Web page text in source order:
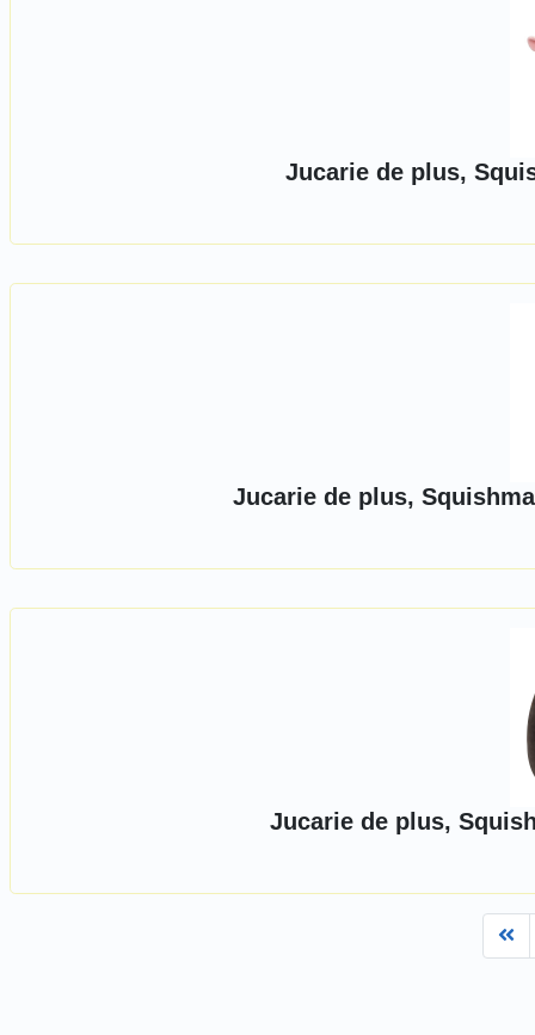
Jucarie de plus,
Jucarie de plus,
Jucarie de plus,